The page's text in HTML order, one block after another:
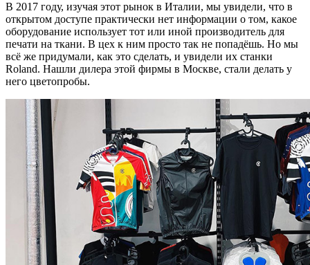
В 2017 году, изучая этот рынок в Италии, мы увидели, что в
открытом доступе практически нет информации о том, какое
оборудование использует тот или иной производитель для
печати на ткани. В цех к ним просто так не попадёшь. Но мы
всё же придумали, как это сделать, и увидели их станки
Roland. Нашли дилера этой фирмы в Москве, стали делать у
него цветопробы.